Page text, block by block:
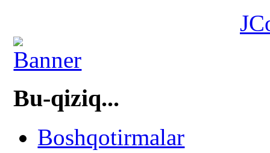
Bu-qiziq...
Boshqotirmalar